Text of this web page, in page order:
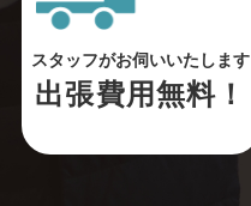
スタッフがお伺いいたします
出張費用無料！